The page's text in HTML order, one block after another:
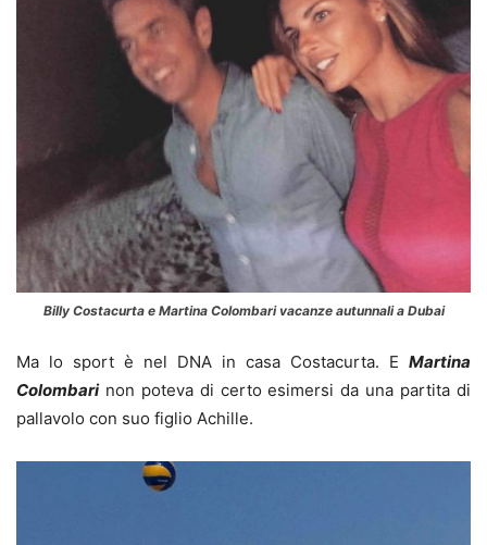
Billy Costacurta e Martina Colombari vacanze autunnali a Dubai
Ma lo sport è nel DNA in casa Costacurta. E Martina
Colombarinon poteva di certo esimersi da una partita di
pallavolo con suo figlio Achille.